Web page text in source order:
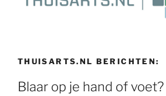
THUISARTS.NL BERICHTEN:
Blaar op je hand of